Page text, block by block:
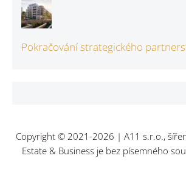
Pokračování strategického
Copyright © 2021-2026 | A11 s.r.o.,
Estate & Business je bez písemného